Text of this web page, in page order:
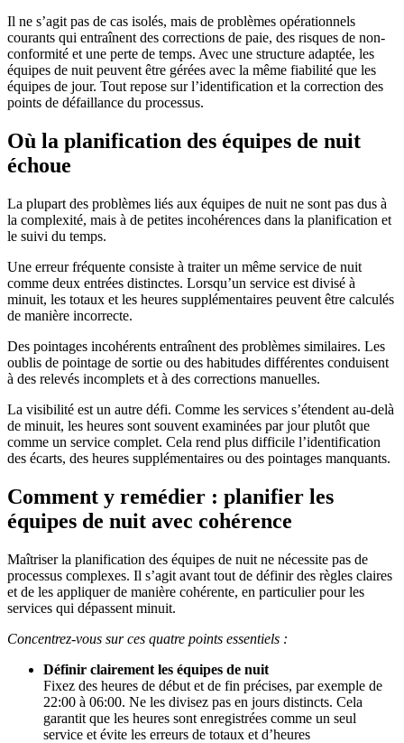
Il ne s’agit pas de cas isolés, mais de problèmes opérationnels
courants qui entraînent des corrections de paie, des risques de non-
conformité et une perte de temps. Avec une structure adaptée, les
équipes de nuit peuvent être gérées avec la même fiabilité que les
équipes de jour. Tout repose sur l’identification et la correction des
points de défaillance du processus.
Où la planification des équipes de nuit
échoue
La plupart des problèmes liés aux équipes de nuit ne sont pas dus à
la complexité, mais à de petites incohérences dans la planification et
le suivi du temps.
Une erreur fréquente consiste à traiter un même service de nuit
comme deux entrées distinctes. Lorsqu’un service est divisé à
minuit, les totaux et les heures supplémentaires peuvent être calculés
de manière incorrecte.
Des pointages incohérents entraînent des problèmes similaires. Les
oublis de pointage de sortie ou des habitudes différentes conduisent
à des relevés incomplets et à des corrections manuelles.
La visibilité est un autre défi. Comme les services s’étendent au-delà
de minuit, les heures sont souvent examinées par jour plutôt que
comme un service complet. Cela rend plus difficile l’identification
des écarts, des heures supplémentaires ou des pointages manquants.
Comment y remédier : planifier les
équipes de nuit avec cohérence
Maîtriser la planification des équipes de nuit ne nécessite pas de
processus complexes. Il s’agit avant tout de définir des règles claires
et de les appliquer de manière cohérente, en particulier pour les
services qui dépassent minuit.
Concentrez-vous sur ces quatre points essentiels :
Définir clairement les équipes de nuit
Fixez des heures de début et de fin précises, par exemple de
22:00 à 06:00. Ne les divisez pas en jours distincts. Cela
garantit que les heures sont enregistrées comme un seul
service et évite les erreurs de totaux et d’heures